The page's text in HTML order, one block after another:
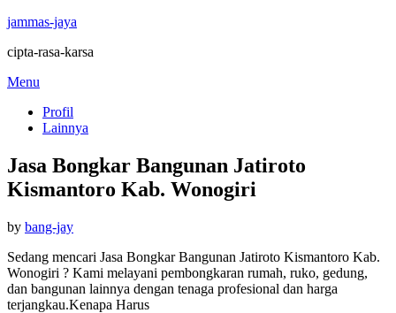
jammas-jaya
cipta-rasa-karsa
Skip
content
Menu
Profil
Lainnya
Jasa Bongkar Bangunan Jatiroto
Kismantoro Kab. Wonogiri
by bang-jayPosted
Sedang mencari Jasa Bongkar Bangunan Jatiroto Kismantoro Kab.
Wonogiri ? Kami melayani pembongkaran rumah, ruko, gedung,
dan bangunan lainnya dengan tenaga profesional dan harga
terjangkau.Kenapa Harus